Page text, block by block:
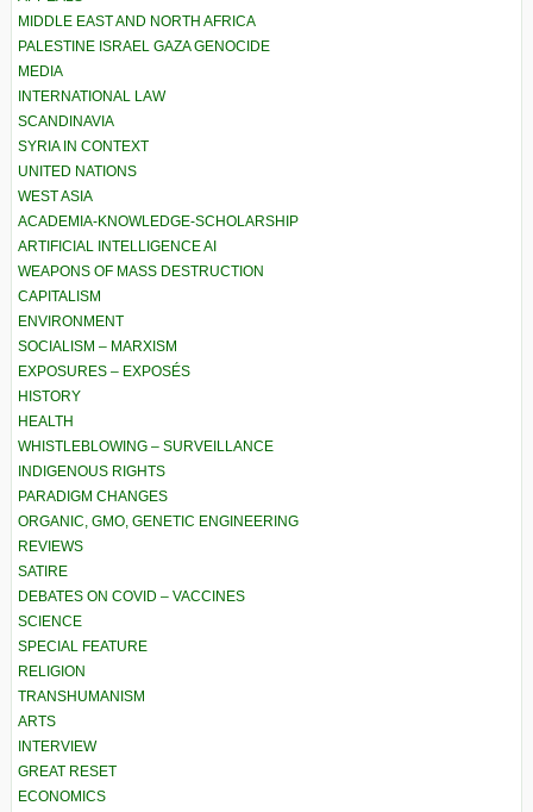
MIDDLE EAST AND NORTH AFRICA
PALESTINE ISRAEL GAZA GENOCIDE
MEDIA
INTERNATIONAL LAW
SCANDINAVIA
SYRIA IN CONTEXT
UNITED NATIONS
WEST ASIA
ACADEMIA-KNOWLEDGE-SCHOLARSHIP
ARTIFICIAL INTELLIGENCE AI
WEAPONS OF MASS DESTRUCTION
CAPITALISM
ENVIRONMENT
SOCIALISM – MARXISM
EXPOSURES – EXPOSÉS
HISTORY
HEALTH
WHISTLEBLOWING – SURVEILLANCE
INDIGENOUS RIGHTS
PARADIGM CHANGES
ORGANIC, GMO, GENETIC ENGINEERING
REVIEWS
SATIRE
DEBATES ON COVID – VACCINES
SCIENCE
SPECIAL FEATURE
RELIGION
TRANSHUMANISM
ARTS
INTERVIEW
GREAT RESET
ECONOMICS